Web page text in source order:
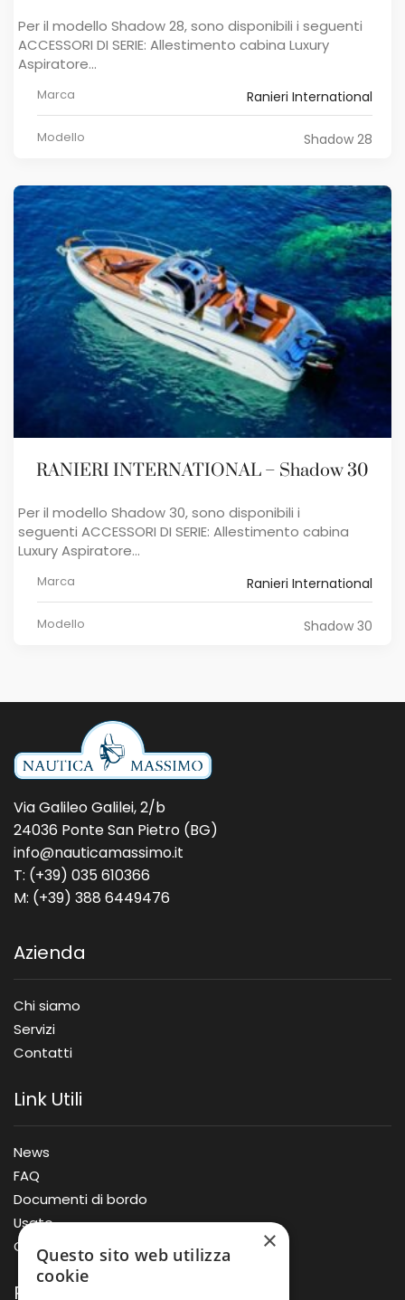
Per il modello Shadow 28, sono disponibili i seguenti ​
ACCESSORI DI SERIE: Allestimento cabina Luxury
Aspiratore...
Marca Ranieri International
Modello Shadow 28
RANIERI INTERNATIONAL – Shadow 30
Per il modello Shadow 30, sono disponibili i
seguenti ACCESSORI DI SERIE: Allestimento cabina
Luxury Aspiratore...
Marca Ranieri International
Modello Shadow 30
Via Galileo Galilei, 2/b
24036 Ponte San Pietro (BG)
info@nauticamassimo.it
T: (+39) 035 610366
M: (+39) 388 6449476
Azienda
Chi siamo
Servizi
Contatti
Link Utili
News
FAQ
Documenti di bordo
Usato
Offerte
Prodotti
×
Questo sito web utilizza
cookie